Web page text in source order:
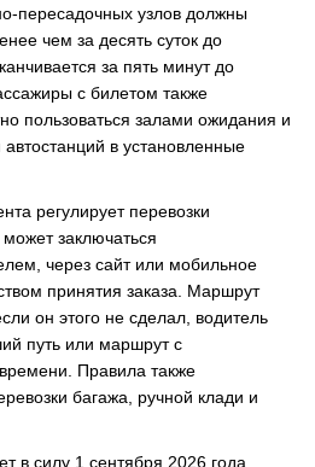
пересадочных узлов должны
чем за десять суток до
за пять минут до
с билетом также
пользоваться залами ожидания и
в установленные
регулирует перевозки
заключаться
через сайт или мобильное
принятия заказа. Маршрут
он этого не сделал, водитель
путь или маршрут с
Правила также
багажа, ручной клади и
в силу 1 сентября 2026 года